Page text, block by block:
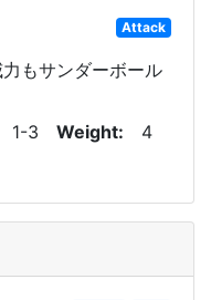
Attack
もサンダーボール
1-3 Weight
4